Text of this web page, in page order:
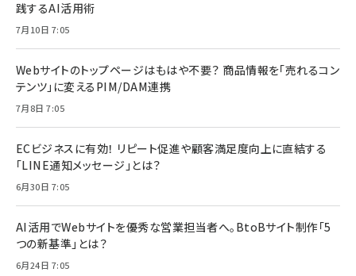
践するAI活用術
7月10日 7:05
Webサイトのトップページはもはや不要？ 商品情報を「売れるコン
テンツ」に変えるPIM/DAM連携
7月8日 7:05
ECビジネスに有効！ リピート促進や顧客満足度向上に直結する
「LINE通知メッセージ」とは？
6月30日 7:05
AI活用でWebサイトを優秀な営業担当者へ。BtoBサイト制作「5
つの新基準」とは？
6月24日 7:05